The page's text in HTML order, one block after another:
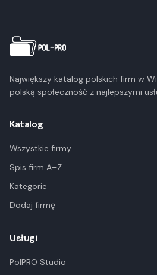
Największy katalog polskich firm w
polską społeczność z najlepszymi
Katalog
Wszystkie firmy
Spis firm A–Z
Kategorie
Dodaj firmę
Usługi
PolPRO Studio